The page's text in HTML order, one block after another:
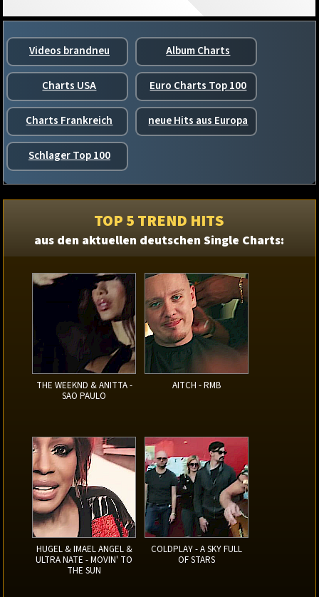
Videos brandneu Album Charts
Charts USA Euro Charts Top 100
Charts Frankreich neue Hits aus Europa
Schlager Top 100
TOP 5 TREND HITS
aus den aktuellen deutschen Single Charts:
THE WEEKND & ANITTA -
SAO PAULO
AITCH - RMB
HUGEL & IMAEL ANGEL &
ULTRA NATE - MOVIN' TO
THE SUN
COLDPLAY - A SKY FULL
OF STARS